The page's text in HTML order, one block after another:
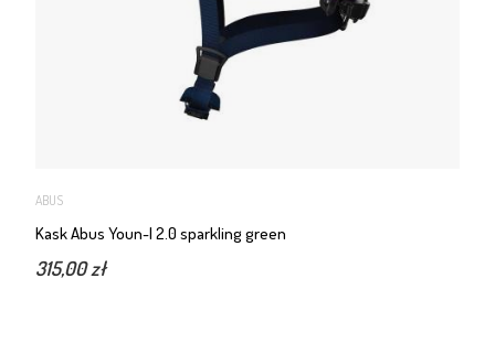
ABUS
Kask Abus Youn-I 2.0 sparkling green
315,00 zł